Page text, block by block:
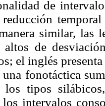
de
similar, las
altos de
el inglés
fonotáctica
los tipos
los intervalos